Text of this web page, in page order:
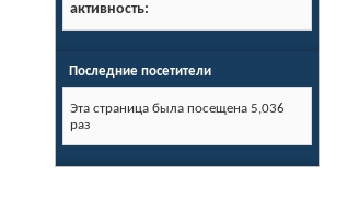
активность
Последние посетители
Эта страница была посещена 5,036
раз